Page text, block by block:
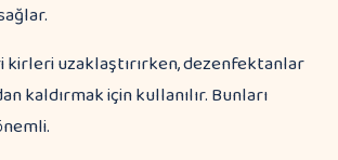
uzaklaştırırken, dezenfektanlar
kaldırmak için kullanılır. Bunları